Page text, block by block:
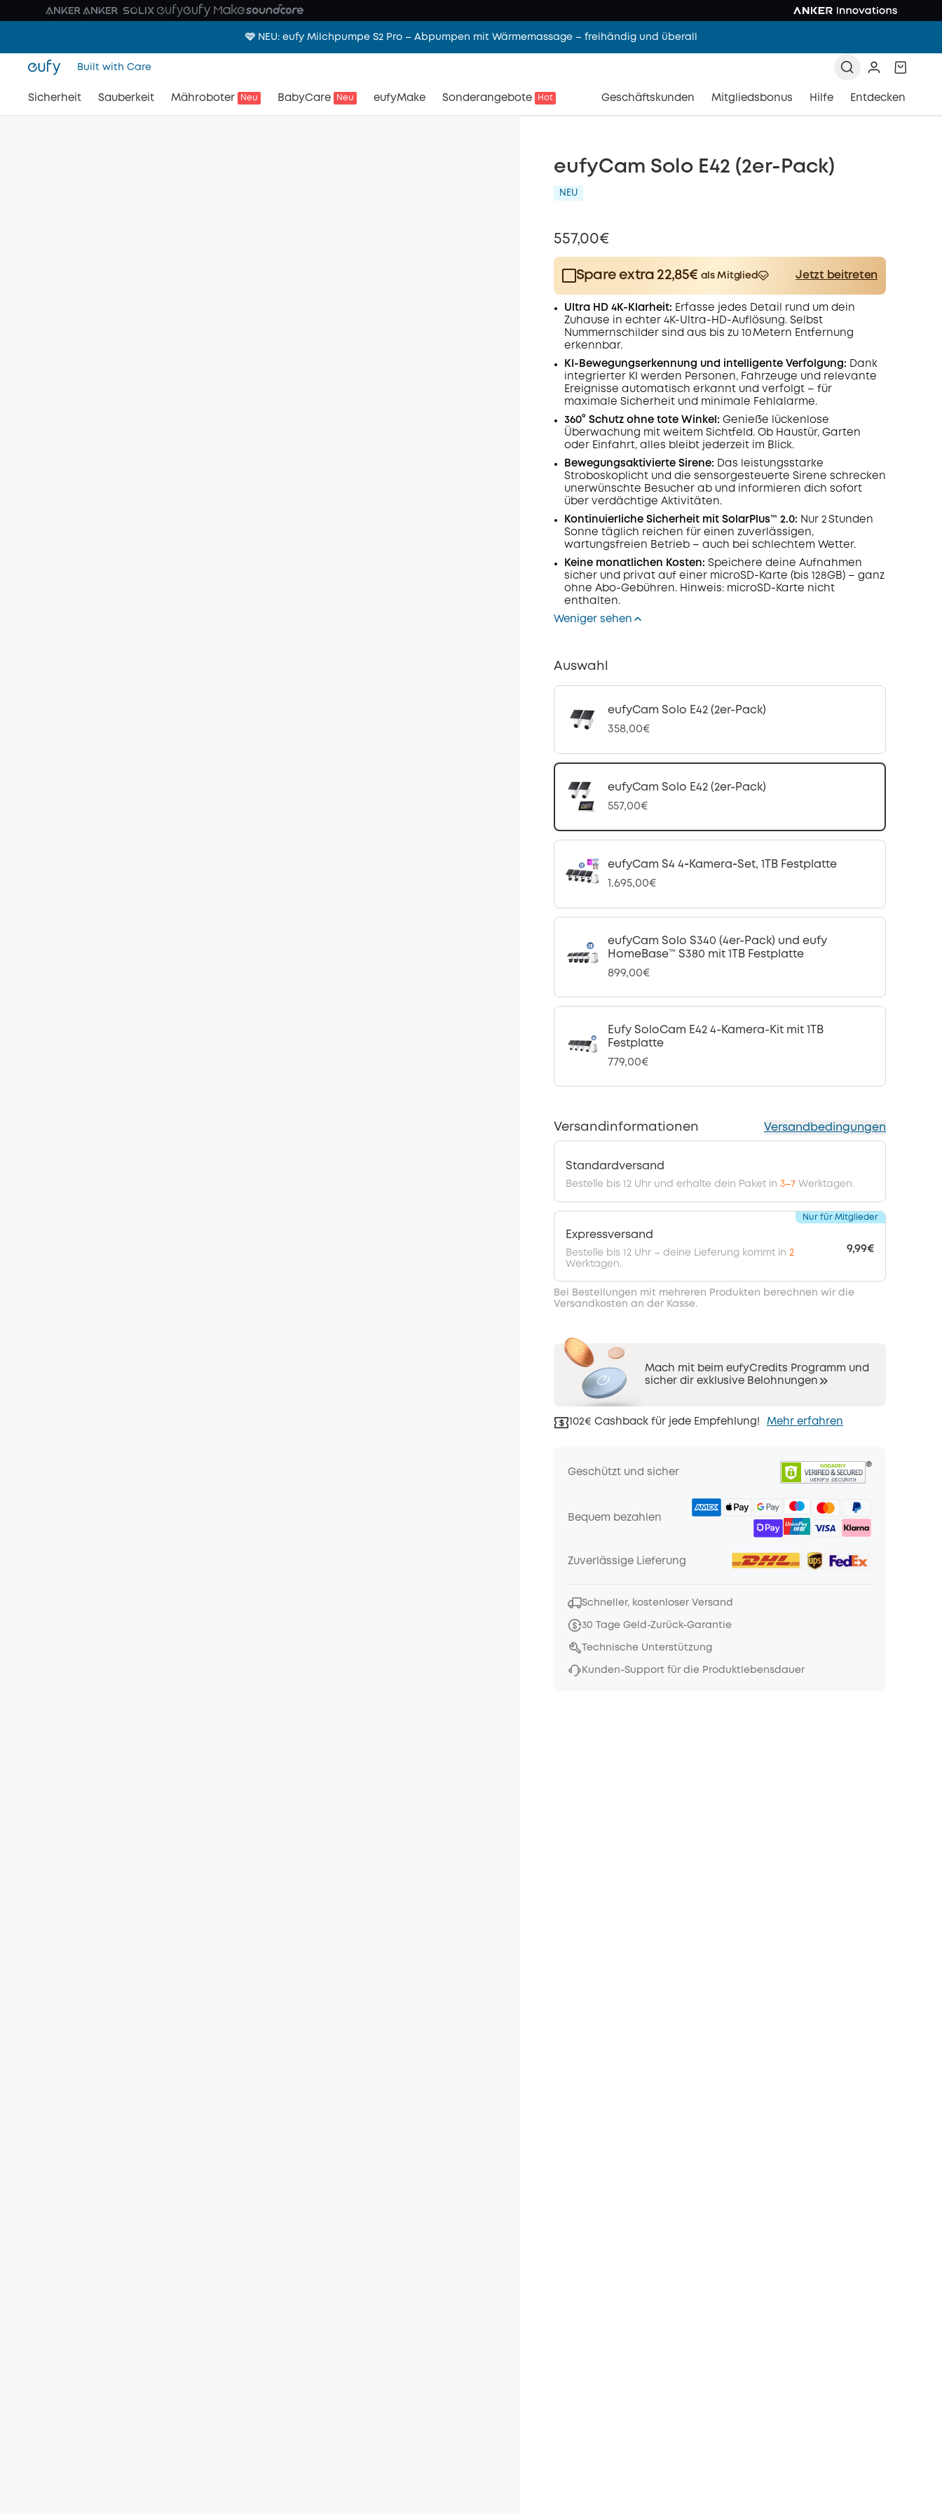
🩷 NEU: eufy Milchpumpe S2 Pro – Abpumpen mit Wärmemassage – freihändig und überall
Built with Care
Sicherheit Sauberkeit Mähroboter Neu BabyCare Neu eufyMake Sonderangebote Hot Geschäftskunden Mitgliedsbonus Hilfe Entdecken
eufyCam Solo E42 (2er-Pack)
NEU
557,00€
Spare extra 22,85€ als Mitglied
Jetzt beitreten
Plus Member
$15.00/month
Spare 22,85€ Now
worth more than 22,85€
Other Benefits
Ultra HD 4K-Klarheit: Erfasse jedes Detail rund um dein
Zuhause in echter 4K-Ultra-HD-Auflösung. Selbst
Nummernschilder sind aus bis zu 10 Metern Entfernung
erkennbar.
KI-Bewegungserkennung und intelligente Verfolgung: Dank
integrierter KI werden Personen, Fahrzeuge und relevante
Ereignisse automatisch erkannt und verfolgt – für
maximale Sicherheit und minimale Fehlalarme.
360° Schutz ohne tote Winkel: Genieße lückenlose
Überwachung mit weitem Sichtfeld. Ob Haustür, Garten
oder Einfahrt, alles bleibt jederzeit im Blick.
Bewegungsaktivierte Sirene: Das leistungsstarke
Stroboskoplicht und die sensorgesteuerte Sirene schrecken
unerwünschte Besucher ab und informieren dich sofort
über verdächtige Aktivitäten.
Kontinuierliche Sicherheit mit SolarPlus™ 2.0: Nur 2 Stunden
Sonne täglich reichen für einen zuverlässigen,
wartungsfreien Betrieb – auch bei schlechtem Wetter.
Keine monatlichen Kosten: Speichere deine Aufnahmen
sicher und privat auf einer microSD-Karte (bis 128GB) – ganz
ohne Abo-Gebühren. Hinweis: microSD-Karte nicht
enthalten.
Weniger sehen
Auswahl
eufyCam Solo E42 (2er-Pack)
358,00€
eufyCam Solo E42 (2er-Pack)
557,00€
eufyCam S4 4‑Kamera‑Set, 1TB Festplatte
1.695,00€
eufyCam Solo S340 (4er-Pack) und eufy
HomeBase™ S380 mit 1TB Festplatte
899,00€
Eufy SoloCam E42 4-Kamera-Kit mit 1TB
Festplatte
779,00€
Versandinformationen Versandbedingungen
Standardversand
Bestelle bis 12 Uhr und erhalte dein Paket in 3–7Werktagen.
Expressversand
Bestelle bis 12 Uhr – deine Lieferung kommt in 2
Werktagen.
9,99€
Nur für Mitglieder
Bei Bestellungen mit mehreren Produkten berechnen wir die
Versandkosten an der Kasse.
Mach mit beim eufyCredits Programm und
sicher dir exklusive Belohnungen
102€ Cashback für jede Empfehlung! Mehr erfahren
Geschützt und sicher
Bequem bezahlen
Zuverlässige Lieferung
Schneller, kostenloser Versand
30 Tage Geld-Zurück-Garantie
Technische Unterstützung
Kunden-Support für die Produktlebensdauer